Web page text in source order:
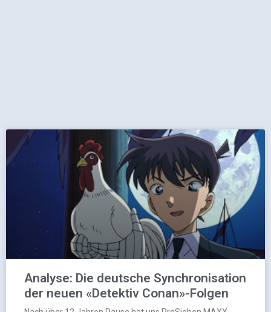
Analyse: Die deutsche Synchronisation
der neuen «Detektiv Conan»-Folgen